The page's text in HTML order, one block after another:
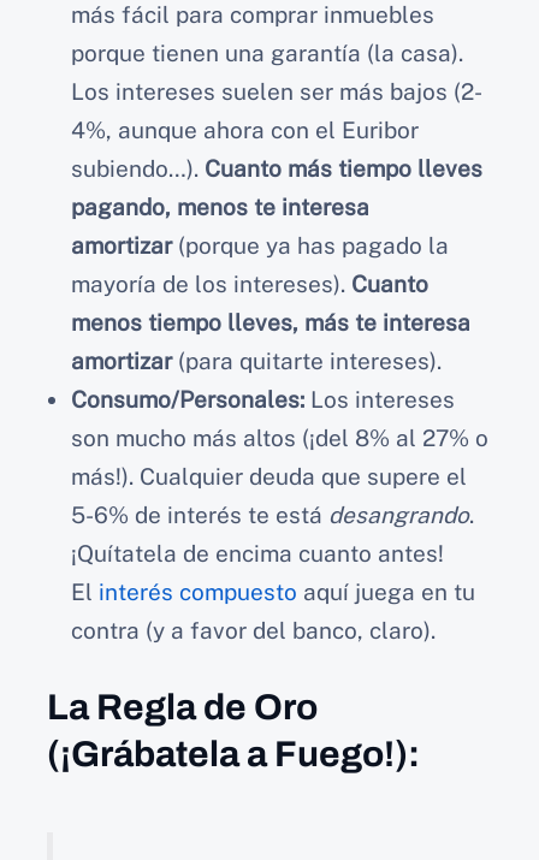
más fácil para comprar inmuebles
porque tienen una garantía (la casa).
Los intereses suelen ser más bajos (2-
4%, aunque ahora con el Euribor
subiendo…). Cuanto más tiempo lleves
pagando, menos te interesa
amortizar(porque ya has pagado la
mayoría de los intereses). Cuanto
menos tiempo lleves, más te interesa
amortizar(para quitarte intereses).
Consumo/Personales: Los intereses
son mucho más altos (¡del 8% al 27% o
más!). Cualquier deuda que supere el
5-6% de interés te está desangrando.
¡Quítatela de encima cuanto antes!
El interés compuesto aquí juega en tu
contra (y a favor del banco, claro).
La Regla de Oro
(¡Grábatela a Fuego!):